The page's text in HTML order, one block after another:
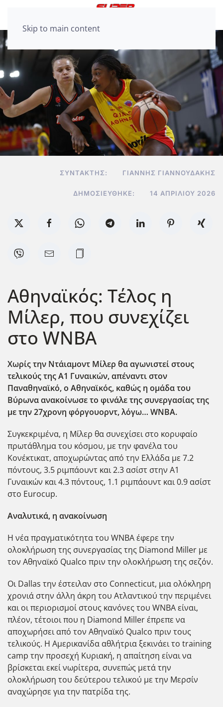
Skip to main content
ΣΥΝΤΆΚΤΗΣ: ΓΙΆΝΝΗΣ ΓΙΑΝΝΟΥΔΆΚΗΣ
ΔΗΜΟΣΙΕΎΘΗΚΕ: 14 ΑΠΡΙΛΊΟΥ 2026
Αθηναϊκός: Τέλος η
Μίλερ, που συνεχίζει
στο WNBA
Χωρίς την Ντάιαμοντ Μίλερ θα αγωνιστεί στους
τελικούς της Α1 Γυναικών, απέναντι στον
Παναθηναϊκό, ο Αθηναϊκός, καθώς η ομάδα του
Βύρωνα ανακοίνωσε το φινάλε της συνεργασίας της
με την 27χρονη φόργουορντ, λόγω… WNBA.
Συγκεκριμένα, η Μίλερ θα συνεχίσει στο κορυφαίο
πρωτάθλημα του κόσμου, με την φανέλα του
Κονέκτικατ, αποχωρώντας από την Ελλάδα με 7.2
πόντους, 3.5 ριμπάουντ και 2.3 ασίστ στην Α1
Γυναικών και 4.3 πόντους, 1.1 ριμπάουντ και 0.9 ασίστ
στο Eurocup.
Αναλυτικά, η ανακοίνωση
Η νέα πραγματικότητα του WNBA έφερε την
ολοκλήρωση της συνεργασίας της Diamond Miller με
τον Αθηναϊκό Qualco πριν την ολοκλήρωση της σεζόν.
Οι Dallas την έστειλαν στο Connecticut, μια ολόκληρη
χρονιά στην άλλη άκρη του Ατλαντικού την περιμένει
και οι περιορισμοί στους κανόνες του WNBA είναι,
πλέον, τέτοιοι που η Diamond Miller έπρεπε να
αποχωρήσει από τον Αθηναϊκό Qualco πριν τους
τελικούς. Η Αμερικανίδα αθλήτρια ξεκινάει το training
camp την προσεχή Κυριακή, η απαίτηση είναι να
βρίσκεται εκεί νωρίτερα, συνεπώς μετά την
ολοκλήρωση του δεύτερου τελικού με την Μερσίν
αναχώρησε για την πατρίδα της.